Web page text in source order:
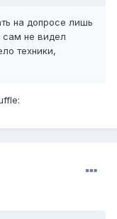
на допросе лишь
сам не видел
техники,